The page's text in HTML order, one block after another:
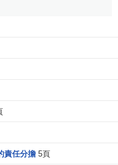
事民商事活動並獨立承
，就必須擁有權利。公
任。
責任分擔 5頁